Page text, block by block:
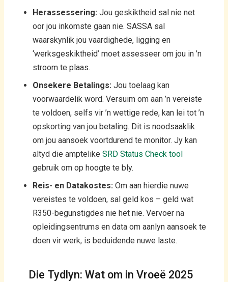
Herassessering: Jou geskiktheid sal nie net
oor jou inkomste gaan nie. SASSA sal
waarskynlik jou vaardighede, ligging en
‘werksgeskiktheid’ moet assesseer om jou in ’n
stroom te plaas.
Onsekere Betalings: Jou toelaag kan
voorwaardelik word. Versuim om aan ’n vereiste
te voldoen, selfs vir ’n wettige rede, kan lei tot ’n
opskorting van jou betaling. Dit is noodsaaklik
om jou aansoek voortdurend te monitor. Jy kan
altyd die amptelike SRD Status Check tool
gebruik om op hoogte te bly.
Reis- en Datakostes: Om aan hierdie nuwe
vereistes te voldoen, sal geld kos – geld wat
R350-begunstigdes nie het nie. Vervoer na
opleidingsentrums en data om aanlyn aansoek te
doen vir werk, is beduidende nuwe laste.
Die Tydlyn: Wat om in Vroeë 2025